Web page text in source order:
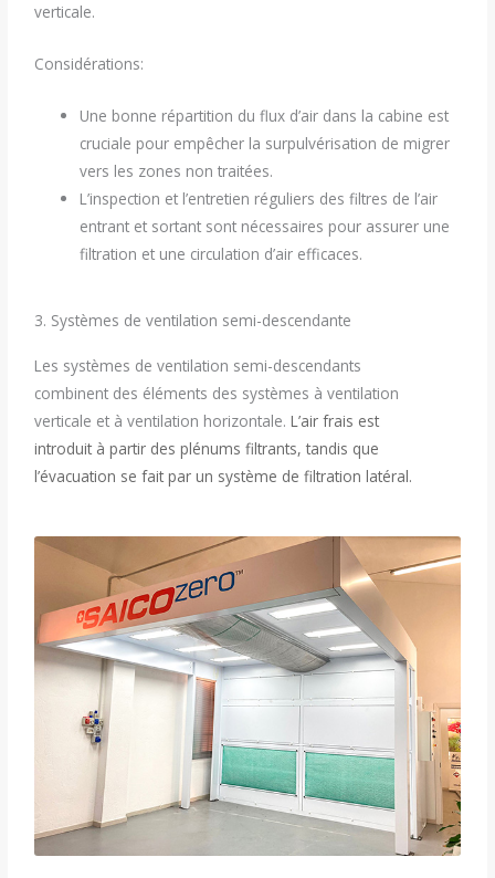
verticale.
Considérations:
Une bonne répartition du flux d’air dans la cabine est
cruciale pour empêcher la surpulvérisation de migrer
vers les zones non traitées.
L’inspection et l’entretien réguliers des filtres de l’air
entrant et sortant sont nécessaires pour assurer une
filtration et une circulation d’air efficaces.
3. Systèmes de ventilation semi-descendante
Les systèmes de ventilation semi-descendants
combinent des éléments des systèmes à ventilation
verticale et à ventilation horizontale.L’air frais est
introduit à partir des plénums filtrants, tandis que
l’évacuation se fait par un système de filtration latéral.